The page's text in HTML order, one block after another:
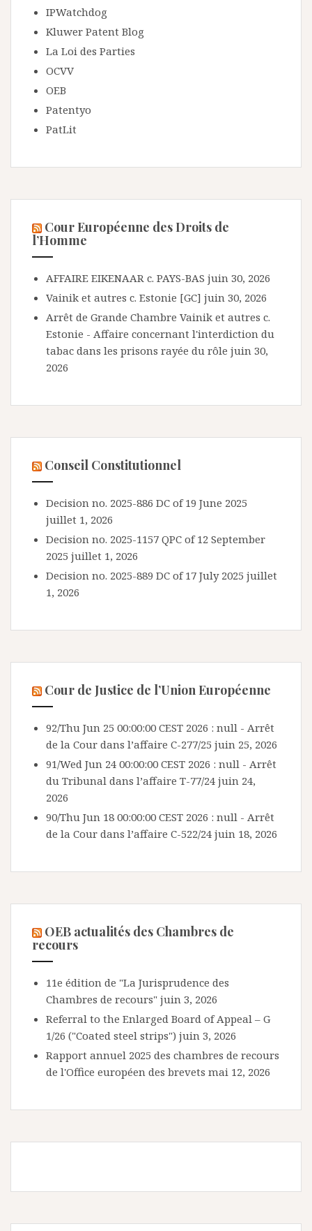
IPWatchdog
Kluwer Patent Blog
La Loi des Parties
OCVV
OEB
Patentyo
PatLit
Cour Européenne des Droits de
l’Homme
AFFAIRE EIKENAAR c. PAYS-BAS juin 30, 2026
Vainik et autres c. Estonie [GC] juin 30, 2026
Arrêt de Grande Chambre Vainik et autres c.
Estonie - Affaire concernant l'interdiction du
tabac dans les prisons rayée du rôle juin 30,
2026
Conseil Constitutionnel
Decision no. 2025-886 DC of 19 June 2025
juillet 1, 2026
Decision no. 2025-1157 QPC of 12 September
2025 juillet 1, 2026
Decision no. 2025-889 DC of 17 July 2025 juillet
1, 2026
Cour de Justice de l’Union Européenne
92/Thu Jun 25 00:00:00 CEST 2026 : null - Arrêt
de la Cour dans l’affaire C-277/25 juin 25, 2026
91/Wed Jun 24 00:00:00 CEST 2026 : null - Arrêt
du Tribunal dans l’affaire T-77/24 juin 24,
2026
90/Thu Jun 18 00:00:00 CEST 2026 : null - Arrêt
de la Cour dans l’affaire C-522/24 juin 18, 2026
OEB actualités des Chambres de
recours
11e édition de "La Jurisprudence des
Chambres de recours" juin 3, 2026
Referral to the Enlarged Board of Appeal – G
1/26 ("Coated steel strips") juin 3, 2026
Rapport annuel 2025 des chambres de recours
de l'Office européen des brevets mai 12, 2026